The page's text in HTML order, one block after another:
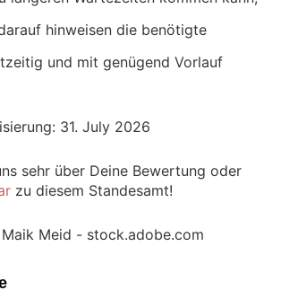
hinweisen die benötigte
und mit genügend Vorlauf
31. July 2026
sehr über Deine Bewertung oder
zu diesem Standesamt!
Maik Meid - stock.adobe.com